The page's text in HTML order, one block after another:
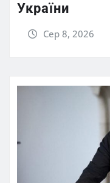
України
Сер 8, 2026